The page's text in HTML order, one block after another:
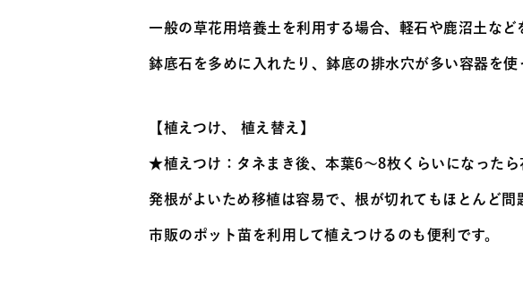
一般の草花用培養土を利用する場合、軽石や鹿沼土など
鉢底石を多めに入れたり、鉢底の排水穴が多い容器を使
【植えつけ、 植え替え】
★植えつけ：タネまき後、本葉6～8枚くらいになったら
発根がよいため移植は容易で、根が切れてもほとんど問
市販のポット苗を利用して植えつけるのも便利です。